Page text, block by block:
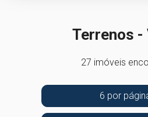
Terrenos -
27 imóveis
6 por